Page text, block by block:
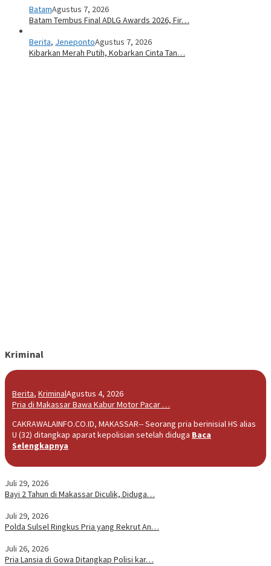
BatamAgustus 7, 2026
Batam Tembus Final ADLG Awards 2026, Fir…
Berita, JenepontoAgustus 7, 2026
Kibarkan Merah Putih, Kobarkan Cinta Tan…
Kriminal
Berita, KriminalAgustus 4, 2026
Pria di Makassar Bawa Kabur Motor Pacar …
CAKRAWALAINFO.CO.ID, MAKASSAR-- Seorang pria berinisial HS alias
U (32) ditangkap aparat kepolisian setelah diduga Baca
Selengkapnya
Juli 29, 2026
Bayi 2 Tahun di Makassar Diculik, Diduga…
Juli 29, 2026
Polda Sulsel Ringkus Pria yang Rekrut An…
Juli 26, 2026
Pria Lansia di Gowa Ditangkap Polisi kar…